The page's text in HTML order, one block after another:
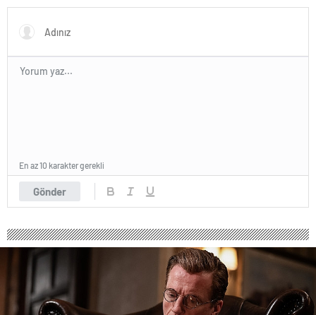
Kullanıyor, 2025’te
Saldırılarda DDoS Öne
Çıkıyor- Haber Şafak
Gönder
En az 10 karakter gerekli